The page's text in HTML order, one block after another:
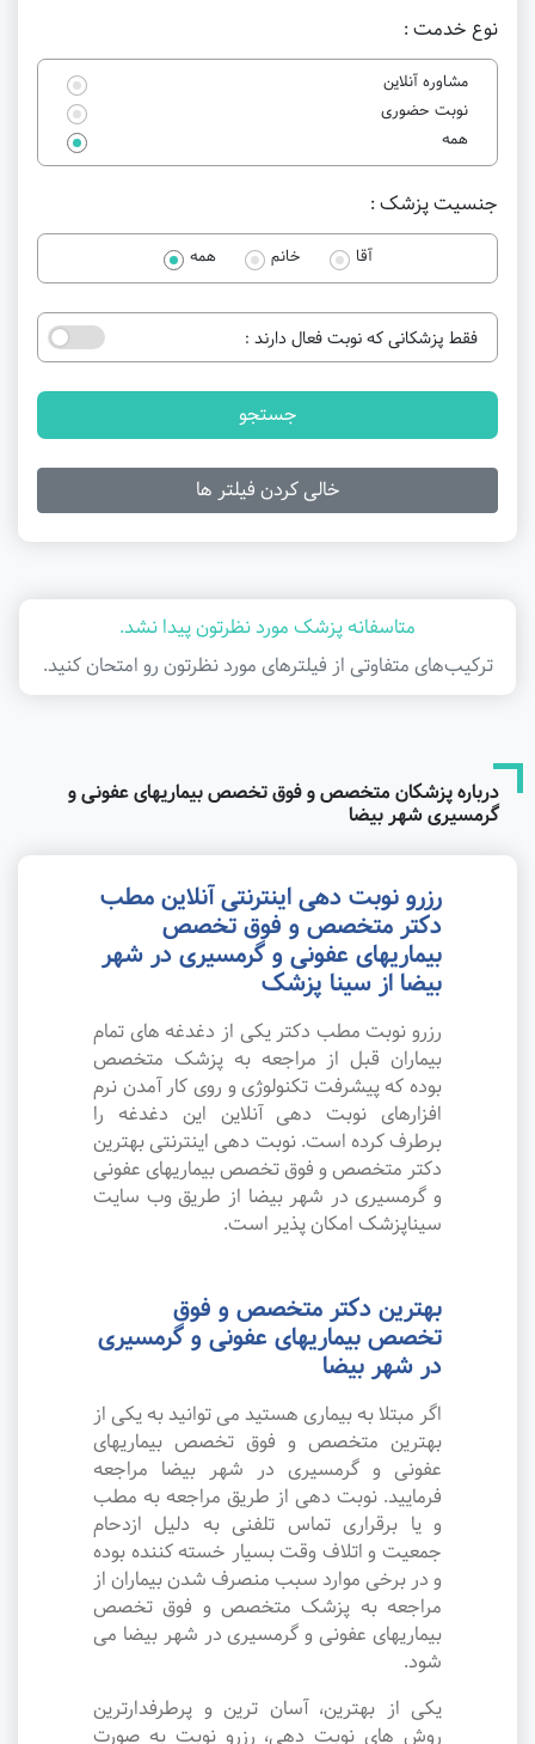
نوع خدمت :
مشاوره آنلاین
نوبت حضوری
همه
جنسیت پزشک :
آقا خانم همه
فقط پزشکانی که نوبت فعال دارند :
جستجو
خالی کردن فیلتر ها
متاسفانه پزشک مورد نظرتون پیدا نشد.
ترکیب‌های متفاوتی از فیلتر‌های مورد نظرتون رو امتحان کنید.
درباره پزشکان متخصص و فوق تخصص بیماریهای عفونی و
گرمسیری شهر بیضا
رزرو نوبت دهی اینترنتی آنلاین مطب
دکتر متخصص و فوق تخصص
بیماریهای عفونی و گرمسیری در شهر
بیضا از سینا پزشک
رزرو نوبت مطب دکتر یکی از دغدغه های تمام
بیماران قبل از مراجعه به پزشک متخصص
بوده که پیشرفت تکنولوژی و روی کار آمدن نرم
افزارهای نوبت دهی آنلاین این دغدغه را
برطرف کرده است. نوبت دهی اینترنتی بهترین
دکتر متخصص و فوق تخصص بیماریهای عفونی
و گرمسیری در شهر بیضا از طریق وب سایت
سیناپزشک امکان پذیر است.
بهترین دکتر متخصص و فوق
تخصص بیماریهای عفونی و گرمسیری
در شهر بیضا
اگر مبتلا به بیماری هستید می توانید به یکی از
بهترین متخصص و فوق تخصص بیماریهای
عفونی و گرمسیری در شهر بیضا مراجعه
فرمایید. نوبت دهی از طریق مراجعه به مطب
و یا برقراری تماس تلفنی به دلیل ازدحام
جمعیت و اتلاف وقت بسیار خسته کننده بوده
و در برخی موارد سبب منصرف شدن بیماران از
مراجعه به پزشک متخصص و فوق تخصص
بیماریهای عفونی و گرمسیری در شهر بیضا می
شود.
یکی از بهترین، آسان ترین و پرطرفدارترین
روش های نوبت دهی، رزرو نوبت به صورت